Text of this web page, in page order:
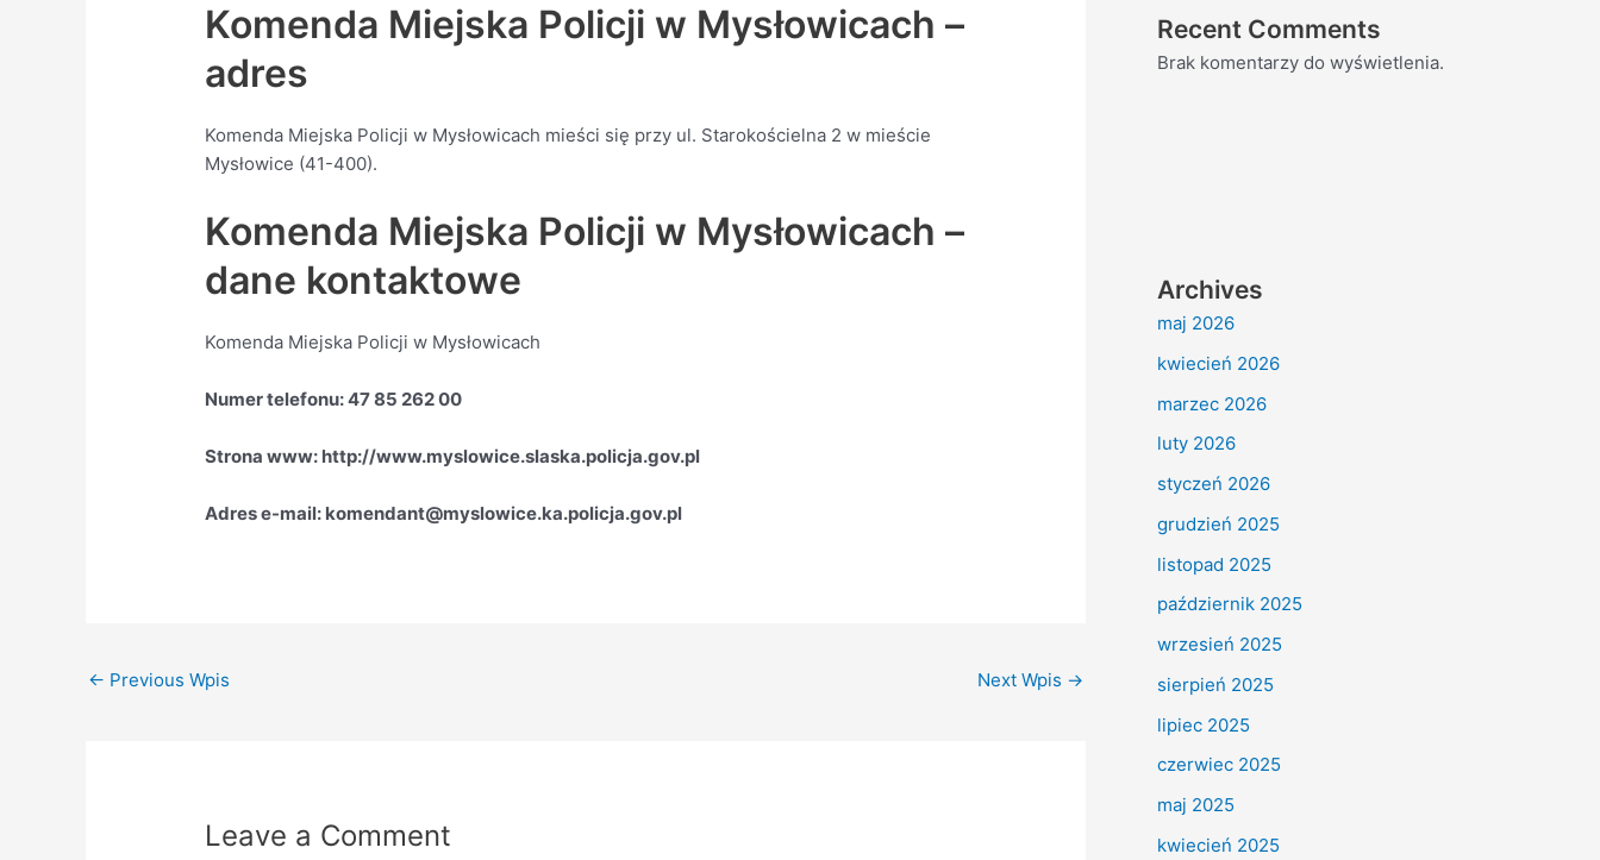
Komenda Miejska Policji w Mysłowicach –
adres
Komenda Miejska Policji w Mysłowicach mieści się przy ul. Starokościelna 2 w mieście
Mysłowice (41-400).
Komenda Miejska Policji w Mysłowicach –
dane kontaktowe
Komenda Miejska Policji w Mysłowicach
Numer telefonu: 47 85 262 00
Strona www: http://www.myslowice.slaska.policja.gov.pl
Adres e-mail: komendant@myslowice.ka.policja.gov.pl
← Previous Wpis Next Wpis →
Leave a Comment
Recent Comments
Brak komentarzy do wyświetlenia.
Archives
maj 2026
kwiecień 2026
marzec 2026
luty 2026
styczeń 2026
grudzień 2025
listopad 2025
październik 2025
wrzesień 2025
sierpień 2025
lipiec 2025
czerwiec 2025
maj 2025
kwiecień 2025